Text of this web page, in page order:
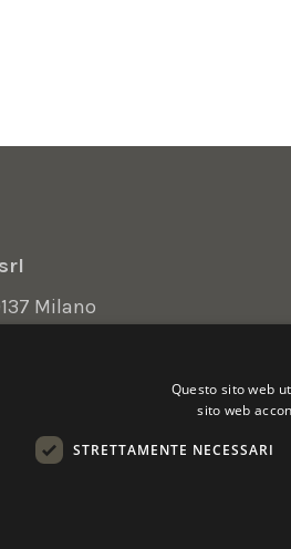
Milano
Questo sito web
sito web
STRETTAMENTE NECESSARI